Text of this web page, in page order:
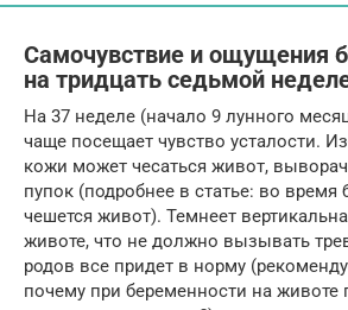
Самочувствие и ощущения
на тридцать седьмой
На 37 неделе (начало 9 лунного
чаще посещает чувство усталости.
кожи может чесаться живот,
пупок (подробнее в статье: во время
чешется живот). Темнеет
животе, что не должно вызывать
родов все придет в норму
почему при беременности на животе